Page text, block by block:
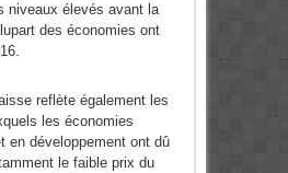
niveaux élevés avant la
des économies ont
reflète également les
les économies
en développement ont dû
le faible prix du